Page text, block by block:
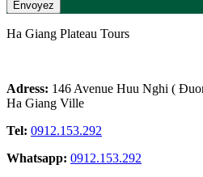
Ha Giang Plateau Tours
Adress: 146 Avenue Huu Nghi (
Ha Giang Ville
Tel: 0912.153.292
Whatsapp: 0912.153.292